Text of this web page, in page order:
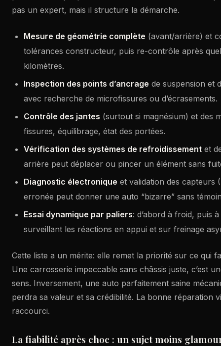
pas un expert, mais il structure la démarche.
Mesure de géométrie complète (avant/arrière) et
tolérances constructeur, puis re-contrôle après
kilomètres.
Inspection des points d’ancrage de suspension et
avec recherche de microfissures ou d’écrasements.
Contrôle des jantes (surtout si magnésium) et des
fissures, équilibrage, état des portées.
Vérification des systèmes de refroidissement et
arrière peut déplacer ou pincer un élément sans
Diagnostic électronique et validation des capteurs
erronée peut donner une auto “bizarre” sans
Essai dynamique par paliers: d’abord à froid, puis
surveillant les réactions en appui et sur freinage
Cette liste a un mérite: elle remet la priorité sur ce qui
Une carrosserie impeccable sans châssis juste, c’est
sens. Inversement, une auto parfaitement saine
perdra sa valeur et sa crédibilité. La bonne réparation
raccourci.
La fiabilité après choc : un sujet moins